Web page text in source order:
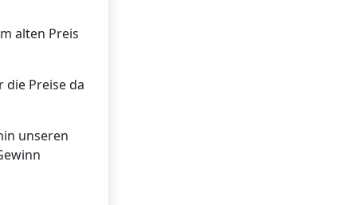
alten Preis
Preise da
unseren